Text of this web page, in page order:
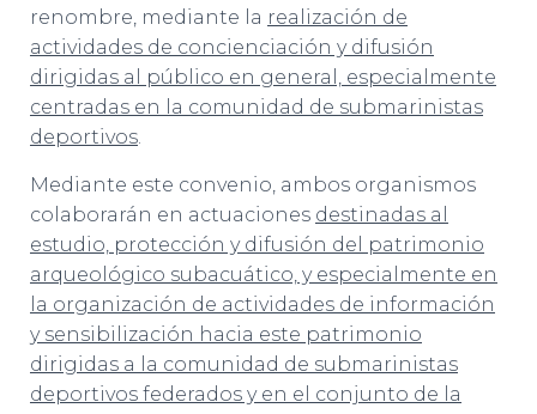
renombre, mediante la realización de
actividades de concienciación y difusión
dirigidas al público en general, especialmente
centradas en la comunidad de submarinistas
deportivos.
Mediante este convenio, ambos organismos
colaborarán en actuaciones destinadas al
estudio, protección y difusión del patrimonio
arqueológico subacuático, y especialmente en
la organización de actividades de información
y sensibilización hacia este patrimonio
dirigidas a la comunidad de submarinistas
deportivos federados y en el conjunto de la